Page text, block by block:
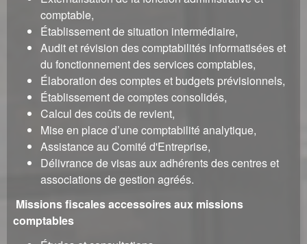
comptable,
Établissement de situation intermédiaire,
Audit et révision des comptabilités informatisées et
du fonctionnement des services comptables,
Élaboration des comptes et budgets prévisionnels,
Établissement de comptes consolidés,
Calcul des coûts de revient,
Mise en place d’une comptabilité analytique,
Assistance au Comité d'Entreprise,
Délivrance de visas aux adhérents des centres et
associations de gestion agréés.
Missions fiscales accessoires aux missions
comptables